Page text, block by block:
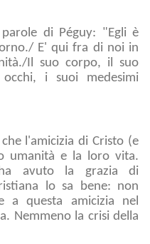
parole di Péguy: "Egli è
E' qui fra di noi in
Il suo corpo, il suo
i suoi medesimi
l'amicizia di Cristo (e
umanità e la loro vita.
ha avuto la grazia di
lo sa bene: non
a questa amicizia nel
Nemmeno la crisi della